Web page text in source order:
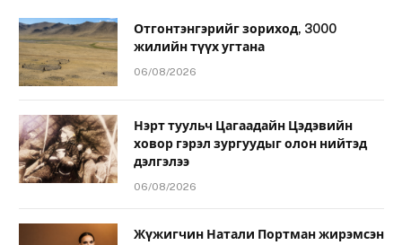
Отгонтэнгэрийг зориход, 3000
жилийн түүх угтана
06/08/2026
Нэрт туульч Цагаадайн Цэдэвийн
ховор гэрэл зургуудыг олон нийтэд
дэлгэлээ
06/08/2026
Жүжигчин Натали Портман жирэмсэн